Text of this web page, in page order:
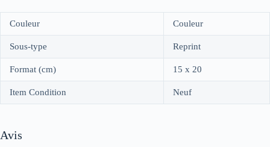
Couleur Couleur
Sous-type Reprint
Format (cm) 15 x 20
Item Condition Neuf
Avis